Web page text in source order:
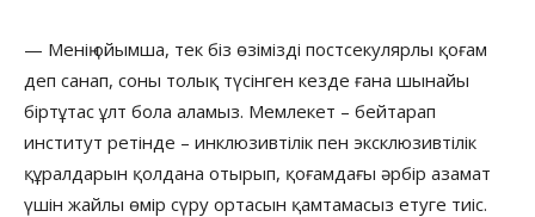
— Менің ойымша, тек біз өзімізді постсекулярлы қоғам
деп санап, соны толық түсінген кезде ғана шынайы
біртұтас ұлт бола аламыз. Мемлекет – бейтарап
институт ретінде – инклюзивтілік пен эксклюзивтілік
құралдарын қолдана отырып, қоғамдағы әрбір азамат
үшін жайлы өмір сүру ортасын қамтамасыз етуге тиіс.